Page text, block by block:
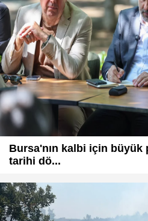
Bursa'nın kalbi için büyük
tarihi dö...